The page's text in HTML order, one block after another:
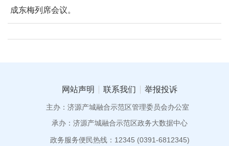
成东梅列席会议。
网站声明 联系我们 举报投诉
主办：济源产城融合示范区管理委员会办公室
承办：济源产城融合示范区政务大数据中心
政务服务便民热线：12345 (0391-6812345)